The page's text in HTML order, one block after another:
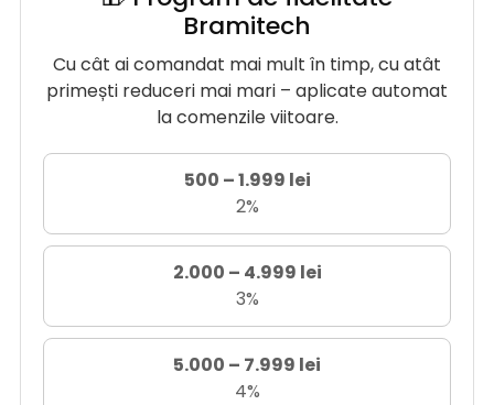
Bramitech
Cu cât ai comandat mai mult în timp, cu atât
primești reduceri mai mari – aplicate automat
la comenzile viitoare.
500 – 1.999 lei
2%
2.000 – 4.999 lei
3%
5.000 – 7.999 lei
4%